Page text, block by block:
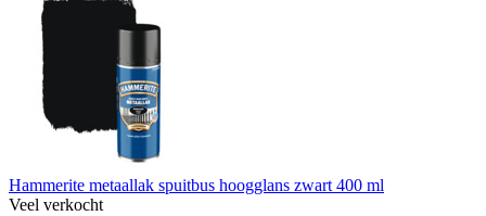
Hammerite metaallak spuitbus hoogglans zwart 400 ml
Veel verkocht